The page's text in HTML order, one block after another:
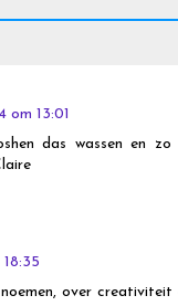
om 13:01
das wassen en
over